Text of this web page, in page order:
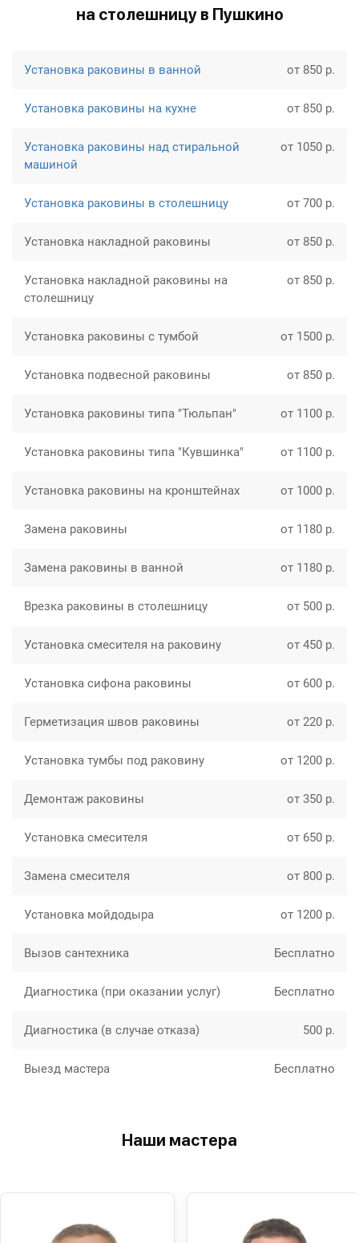
на столешницу в Пушкино
Установка раковины в ванной от 850 р.
Установка раковины на кухне от 850 р.
Установка раковины над стиральной
машиной
от 1050 р.
Установка раковины в столешницу от 700 р.
Установка накладной раковины от 850 р.
Установка накладной раковины на
столешницу
от 850 р.
Установка раковины с тумбой от 1500 р.
Установка подвесной раковины от 850 р.
Установка раковины типа "Тюльпан" от 1100 р.
Установка раковины типа "Кувшинка" от 1100 р.
Установка раковины на кронштейнах от 1000 р.
Замена раковины от 1180 р.
Замена раковины в ванной от 1180 р.
Врезка раковины в столешницу от 500 р.
Установка смесителя на раковину от 450 р.
Установка сифона раковины от 600 р.
Герметизация швов раковины от 220 р.
Установка тумбы под раковину от 1200 р.
Демонтаж раковины от 350 р.
Установка смесителя от 650 р.
Замена смесителя от 800 р.
Установка мойдодыра от 1200 р.
Вызов сантехника Бесплатно
Диагностика (при оказании услуг) Бесплатно
Диагностика (в случае отказа) 500 р.
Выезд мастера Бесплатно
Наши мастера